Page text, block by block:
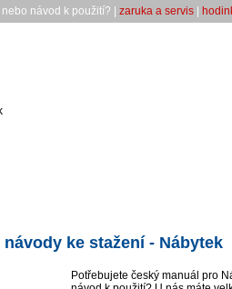
návod k použití? | zaruka a servis|
ke stažení - Nábytek
Potřebujete český manuál pro